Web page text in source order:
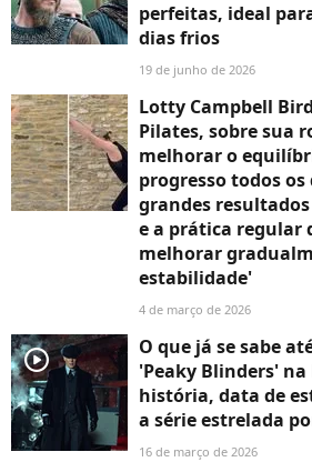
perfeitas, ideal
dias frios
19 de junho de 2026
Lotty Campbell
Pilates, sobre sua
melhorar o
progresso todos
grandes
e a prática regular
melhorar
estabilidade'
4 de março de 2026
player2
O que já se sabe
'Peaky Blinders'
história, data de
a série estrelada
16 de março de 2026